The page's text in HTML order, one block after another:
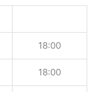
18:00
18:00